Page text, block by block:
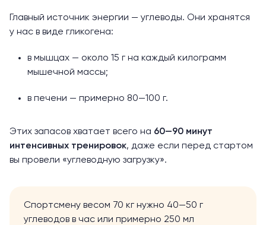
Главный источник энергии — углеводы. Они хранятся
у нас в виде гликогена:
в мышцах — около 15 г на каждый килограмм
мышечной массы;
в печени — примерно 80—100 г.
Этих запасов хватает всего на 60—90 минут
интенсивных тренировок, даже если перед стартом
вы провели «углеводную загрузку».
Спортсмену весом 70 кг нужно 40—50 г
углеводов в час или примерно 250 мл